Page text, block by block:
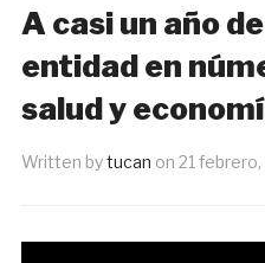
A casi un año
entidad en
salud y
Written bytucan on 21 febrero,